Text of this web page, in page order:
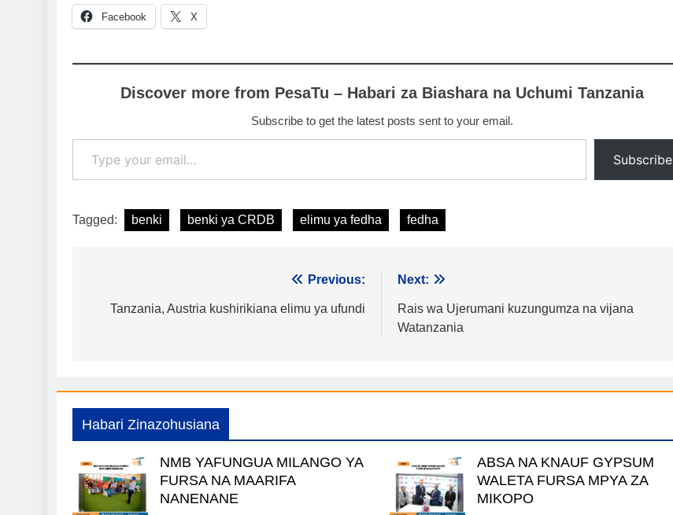
Facebook X
Discover more from PesaTu – Habari za Biashara na Uchumi Tanzania
Subscribe to get the latest posts sent to your email.
Type your email…
Subscribe
Tagged: benki benki ya CRDB elimu ya fedha fedha
wa
Previous:
Tanzania, Austria kushirikiana elimu ya ufundi
Next:
Rais wa Ujerumani kuzungumza na vijana
Watanzania
Habari Zinazohusiana
NMB YAFUNGUA MILANGO YA
FURSA NA MAARIFA
NANENANE
ABSA NA KNAUF GYPSUM
WALETA FURSA MPYA ZA
MIKOPO